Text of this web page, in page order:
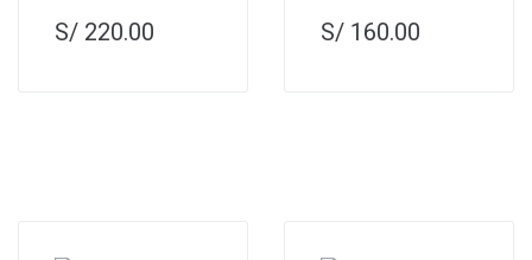
S/ 220.00 S/ 160.00